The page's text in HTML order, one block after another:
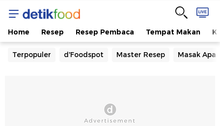
Home Resep Resep Pembaca Tempat Makan
Terpopuler d'Foodspot Master Resep Masak Apa